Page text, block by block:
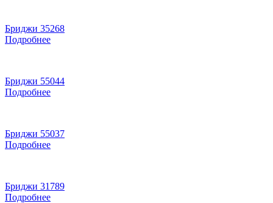
Бриджи 35268
Подробнее
Бриджи 55044
Подробнее
Бриджи 55037
Подробнее
Бриджи 31789
Подробнее